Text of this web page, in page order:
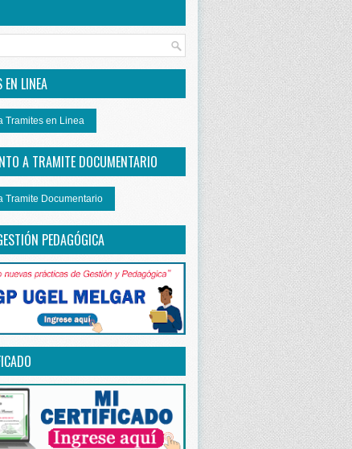
LINEA
Tramites en Linea
A TRAMITE DOCUMENTARIO
Tramite Documentario
PEDAGÓGICA